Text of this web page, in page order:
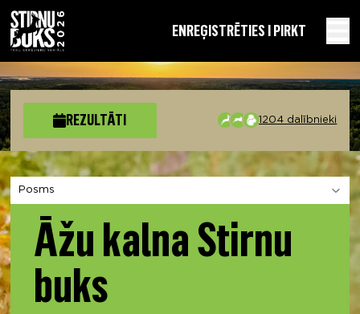
ENREĢISTRĒTIES I PIRKT
REZULTĀTI 1204 dalībnieki
Āžu kalna Stirnu
buks